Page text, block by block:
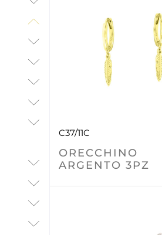
C37/11C
ORECCHINO
ARGENTO 3PZ